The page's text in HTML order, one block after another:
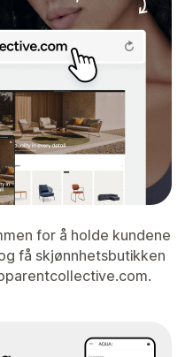
for å holde kundene
få skjønnhetsbutikken